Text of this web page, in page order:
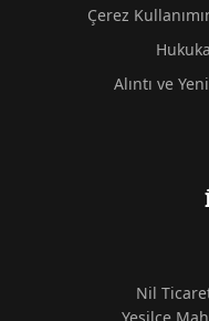
Çerez
Alıntı ve
Nil